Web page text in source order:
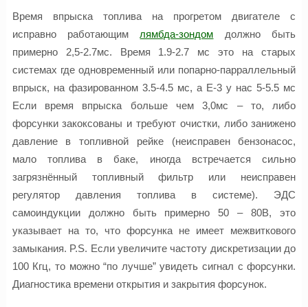
Время впрыска топлива на прогретом двигателе с
исправно работающим лямбда-зондом должно быть
примерно 2,5-2.7мс. Время 1.9-2.7 мс это на старых
системах где одновременный или попарно-парраллельный
впрыск, на фазированном 3.5-4.5 мс, а Е-3 у нас 5-5.5 мс
Если время впрыска больше чем 3,0мс – то, либо
форсунки закоксованы и требуют очистки, либо занижено
давление в топливной рейке (неисправен бензонасос,
мало топлива в баке, иногда встречается сильно
загрязнённый топливный фильтр или неисправен
регулятор давления топлива в системе). ЭДС
самоиндукции должно быть примерно 50 – 80В, это
указывает на то, что форсунка не имеет межвиткового
замыкания. P.S. Если увеличите частоту дискретизации до
100 Кгц, то можно “по лучше” увидеть сигнал с форсунки.
Диагностика времени открытия и закрытия форсунок.